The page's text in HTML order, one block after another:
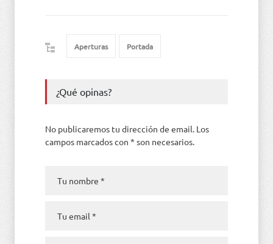
Aperturas Portada
¿Qué opinas?
No publicaremos tu dirección de email. Los
campos marcados con * son necesarios.